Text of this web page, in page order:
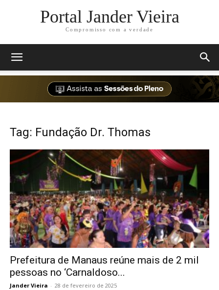
Portal Jander Vieira
Compromisso com a verdade
Tag: Fundação Dr. Thomas
Prefeitura de Manaus reúne mais de 2 mil
pessoas no ‘CarnaIdoso...
Jander Vieira - 28 de fevereiro de 2025